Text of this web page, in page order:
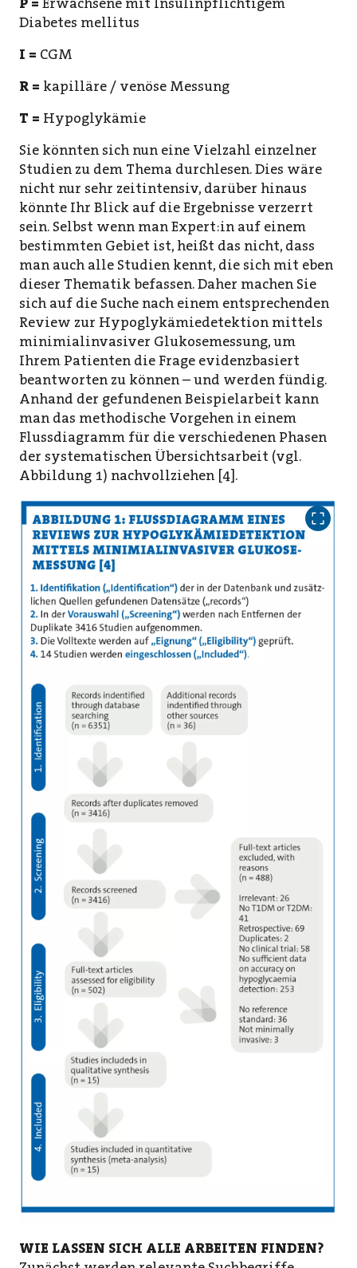
Diabetes mellitus
I = CGM
R = kapilläre / venöse Messung
T = Hypoglykämie
Sie könnten sich nun eine Vielzahl einzelner
Studien zu dem Thema durchlesen. Dies wäre
nicht nur sehr zeitintensiv, darüber hinaus
könnte Ihr Blick auf die Ergebnisse verzerrt
sein. Selbst wenn man Expert:in auf einem
bestimmten Gebiet ist, heißt das nicht, dass
man auch alle Studien kennt, die sich mit eben
dieser Thematik befassen. Daher machen Sie
sich auf die Suche nach einem entsprechenden
Review zur Hypoglykämiedetektion mittels
minimialinvasiver Glukosemessung, um
Ihrem Patienten die Frage evidenzbasiert
beantworten zu können – und werden fündig.
Anhand der gefundenen Beispielarbeit kann
man das methodische Vorgehen in einem
Flussdiagramm für die verschiedenen Phasen
der systematischen Übersichtsarbeit (vgl.
Abbildung 1) nachvollziehen [4].
WIE LASSEN SICH ALLE ARBEITEN FINDEN?